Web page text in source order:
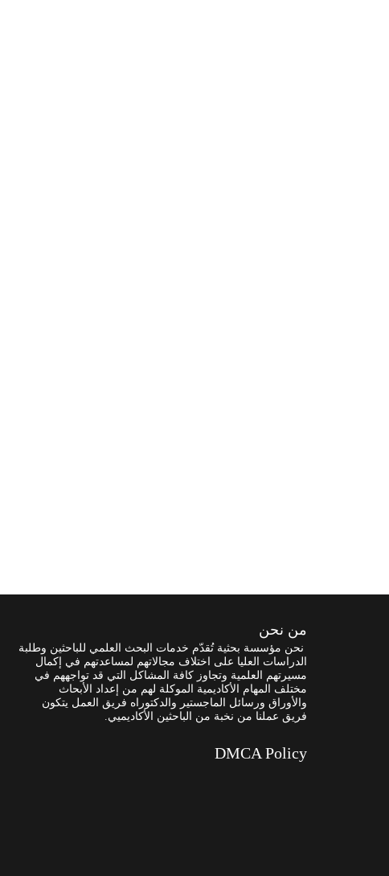
من نحن
نحن مؤسسة بحثية تُقدّم خدمات البحث العلمي للباحثين وطلبة
الدراسات العليا على اختلاف مجالاتهم لمساعدتهم في إكمال
مسيرتهم العلمية وتجاوز كافة المشاكل التي قد تواجههم في
مختلف المهام الأكاديمية الموكلة لهم من إعداد الأبحاث
والأوراق ورسائل الماجستير والدكتوراه فريق العمل يتكون
فريق عملنا من نخبة من الباحثين الأكاديميي.
DMCA Policy